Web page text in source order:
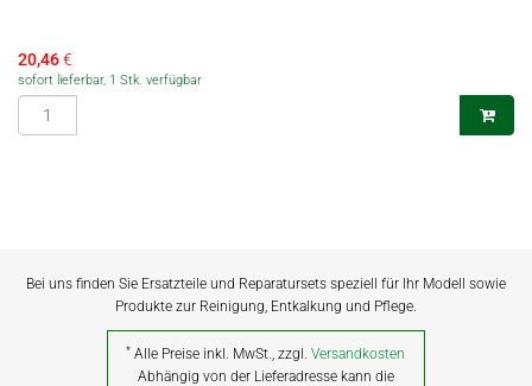
20,46€
sofort lieferbar, 1 Stk. verfügbar
Bei uns finden Sie Ersatzteile und Reparatursets speziell für Ihr Modell sowie
Produkte zur Reinigung, Entkalkung und Pflege.
* Alle Preise inkl. MwSt., zzgl.Versandkosten
Abhängig von der Lieferadresse kann die